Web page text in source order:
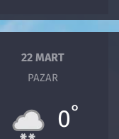
22 MART
PAZAR
0°